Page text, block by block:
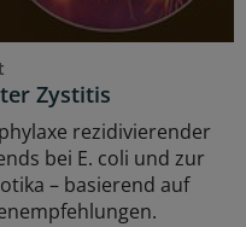
Zystitis
rezidivierender
bei E. coli und zur
– basierend auf